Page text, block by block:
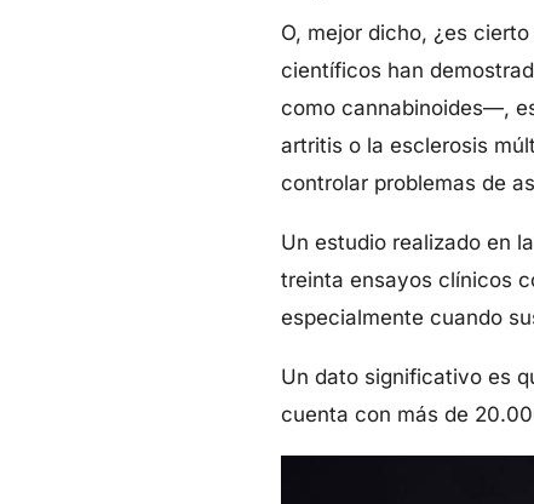
O, mejor dicho, ¿es
científicos han
como cannabinoides—,
artritis o la esclerosis
controlar problemas de
Un estudio realizado en
treinta ensayos clínicos
especialmente cuando
Un dato significativo es
cuenta con más de